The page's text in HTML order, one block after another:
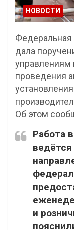
НОВОСТИ
дала
управлениям
проведения
Об этом
Работа
и